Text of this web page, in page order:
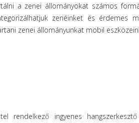
a zenei állományokat számos
zenéinket és érdemes
zenei állományunkat mobil
rendelkező ingyenes